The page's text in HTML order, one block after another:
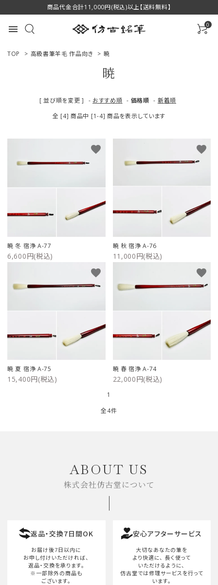
商品代金合計11,000円(税込)以上【送料無料】
menu 0
ACCOUNT MENU
プライバシーポリシー
特定商取引法について
TOP > 高級書筆羊毛 作品向き > 暁
暁
[ 並び順を変更 ] - おすすめ順 - 価格順 - 新着順
全 [4] 商品中 [1-4] 商品を表示しています
暁 冬 宿浄 A-77
6,600円(税込)
favorite
暁 秋 宿浄 A-76
11,000円(税込)
favorite
暁 夏 宿浄 A-75
15,400円(税込)
favorite
暁 春 宿浄 A-74
22,000円(税込)
favorite
1
全4件
検索する
ABOUT US
株式会社仿古堂について
返品・交換7日間OK
お届け後7日以内に
お申し付けいただければ、
返品・交換を承ります。
※一部除外の商品も
ございます。
安心アフターサービス
大切なあなたの筆を
より快適に、 長く使って
いただけるように、
仿古堂では修理サービスを行って
います。